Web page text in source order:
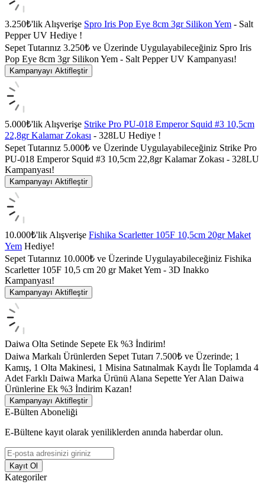
3.250₺'lik Alışverişe Spro Iris Pop Eye 8cm 3gr Silikon Yem - Salt
Pepper UV Hediye !
Sepet Tutarınız 3.250₺ ve Üzerinde Uygulayabileceğiniz Spro Iris
Pop Eye 8cm 3gr Silikon Yem - Salt Pepper UV Kampanyası!
Kampanyayı Aktifleştir
5.000₺'lik Alışverişe Strike Pro PU-018 Emperor Squid #3 10,5cm
22,8gr Kalamar Zokası - 328LU Hediye !
Sepet Tutarınız 5.000₺ ve Üzerinde Uygulayabileceğiniz Strike Pro
PU-018 Emperor Squid #3 10,5cm 22,8gr Kalamar Zokası - 328LU
Kampanyası!
Kampanyayı Aktifleştir
10.000₺'lik Alışverişe Fishika Scarletter 105F 10,5cm 20gr Maket
Yem Hediye!
Sepet Tutarınız 10.000₺ ve Üzerinde Uygulayabileceğiniz Fishika
Scarletter 105F 10,5 cm 20 gr Maket Yem - 3D Inakko
Kampanyası!
Kampanyayı Aktifleştir
Daiwa Olta Setinde Sepete Ek %3 İndirim!
Daiwa Markalı Ürünlerden Sepet Tutarı 7.500₺ ve Üzerinde; 1
Kamış, 1 Olta Makinesi, 1 Misina Satınalmak Kaydı İle Toplamda 4
Adet Farklı Daiwa Marka Ürünü Alana Sepette Yer Alan Daiwa
Ürünlerine Ek %3 İndirim Kazan!
Kampanyayı Aktifleştir
E-Bülten Aboneliği
E-Bültene kayıt olarak yeniliklerden anında haberdar olun.
Kayıt Ol
Kategoriler